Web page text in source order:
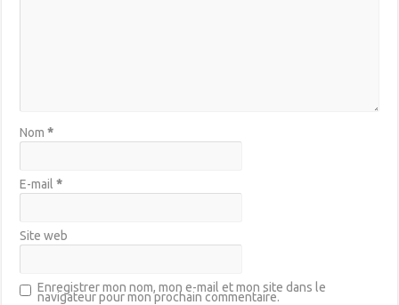
Nom*
E-mail*
Site web
Enregistrer mon nom, mon e-mail et mon site dans le
navigateur pour mon prochain commentaire.